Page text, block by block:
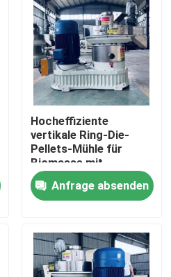
Hocheffiziente
vertikale Ring-Die-
Pellets-Mühle für
Biomasse mit
vertikaler Zufuhr und
energiesparender
Konstruktion
Anfrage absenden